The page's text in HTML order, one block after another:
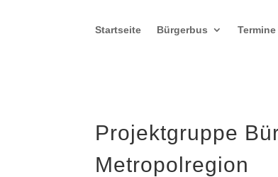
Startseite Bürgerbus Termine
Projektgruppe
Metropolregion